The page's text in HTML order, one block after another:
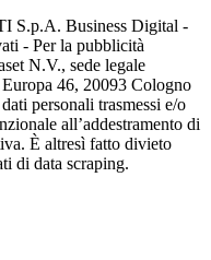
S.p.A. Business Digital -
- Per la pubblicità
N.V., sede legale
46, 20093 Cologno
personali trasmessi e/o
all’addestramento di
È altresì fatto divieto
di data scraping.